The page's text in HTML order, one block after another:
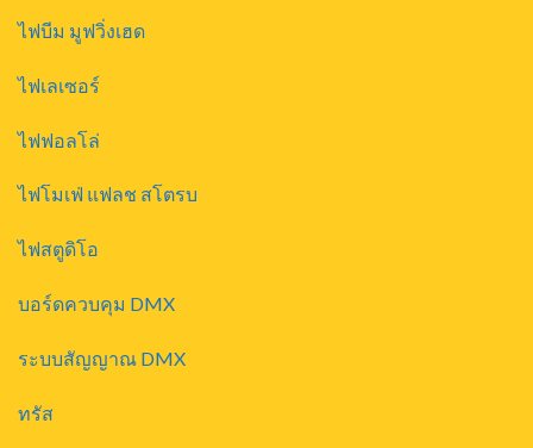
ไฟบีม มูฟวิ่งเฮด
ไฟเลเซอร์
ไฟฟอลโล่
ไฟโมเฟ่ แฟลช สโตรบ
ไฟสตูดิโอ
บอร์ดควบคุม DMX
ระบบสัญญาณ DMX
ทรัส